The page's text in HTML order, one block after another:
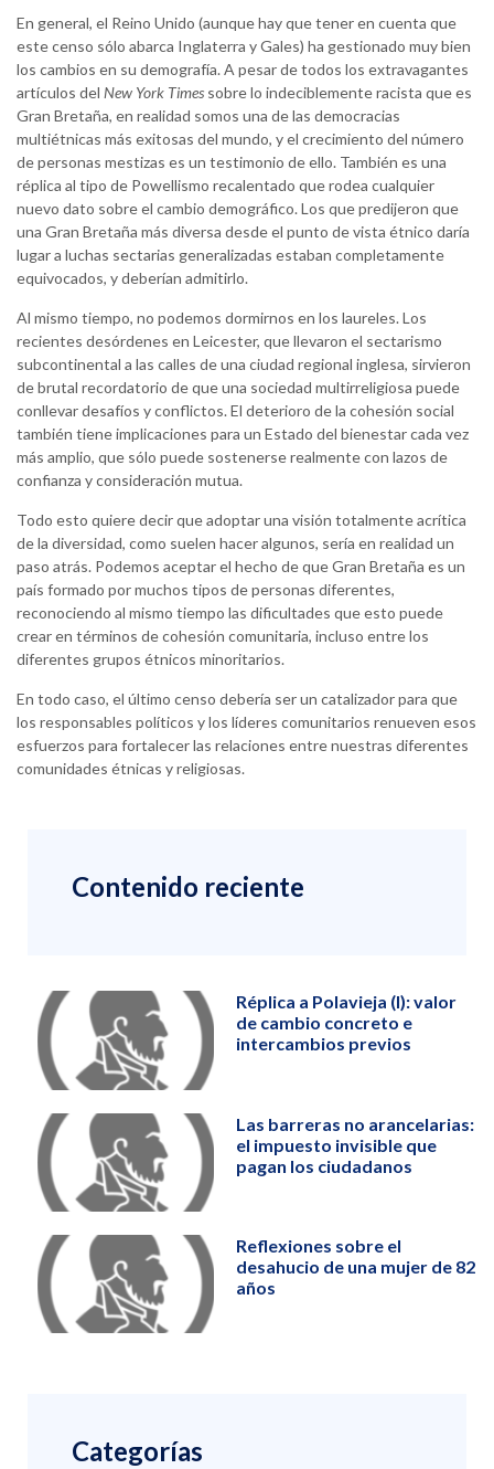
En general, el Reino Unido (aunque hay que tener en cuenta que
este censo sólo abarca Inglaterra y Gales) ha gestionado muy bien
los cambios en su demografía. A pesar de todos los extravagantes
artículos del New York Times sobre lo indeciblemente racista que es
Gran Bretaña, en realidad somos una de las democracias
multiétnicas más exitosas del mundo, y el crecimiento del número
de personas mestizas es un testimonio de ello. También es una
réplica al tipo de Powellismo recalentado que rodea cualquier
nuevo dato sobre el cambio demográfico. Los que predijeron que
una Gran Bretaña más diversa desde el punto de vista étnico daría
lugar a luchas sectarias generalizadas estaban completamente
equivocados, y deberían admitirlo.
Al mismo tiempo, no podemos dormirnos en los laureles. Los
recientes desórdenes en Leicester, que llevaron el sectarismo
subcontinental a las calles de una ciudad regional inglesa, sirvieron
de brutal recordatorio de que una sociedad multirreligiosa puede
conllevar desafíos y conflictos. El deterioro de la cohesión social
también tiene implicaciones para un Estado del bienestar cada vez
más amplio, que sólo puede sostenerse realmente con lazos de
confianza y consideración mutua.
Todo esto quiere decir que adoptar una visión totalmente acrítica
de la diversidad, como suelen hacer algunos, sería en realidad un
paso atrás. Podemos aceptar el hecho de que Gran Bretaña es un
país formado por muchos tipos de personas diferentes,
reconociendo al mismo tiempo las dificultades que esto puede
crear en términos de cohesión comunitaria, incluso entre los
diferentes grupos étnicos minoritarios.
En todo caso, el último censo debería ser un catalizador para que
los responsables políticos y los líderes comunitarios renueven esos
esfuerzos para fortalecer las relaciones entre nuestras diferentes
comunidades étnicas y religiosas.
Contenido reciente
Réplica a Polavieja (I): valor
de cambio concreto e
intercambios previos
Las barreras no arancelarias:
el impuesto invisible que
pagan los ciudadanos
Reflexiones sobre el
desahucio de una mujer de 82
años
Categorías